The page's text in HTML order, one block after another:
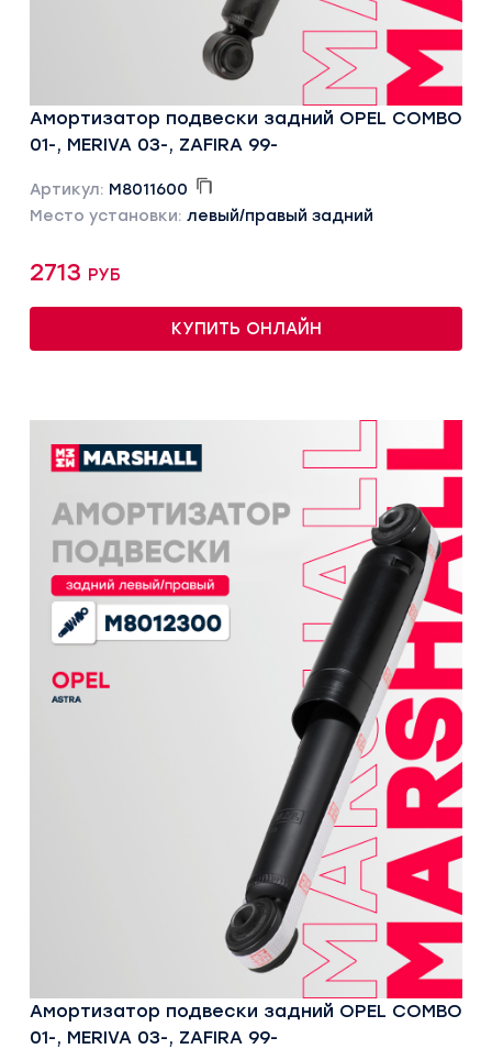
Амортизатор подвески задний OPEL COMBO
01-, MERIVA 03-, ZAFIRA 99-
Артикул: M8011600
Место установки: левый/правый задний
2713 руб
КУПИТЬ ОНЛАЙН
Амортизатор подвески задний OPEL COMBO
01-, MERIVA 03-, ZAFIRA 99-